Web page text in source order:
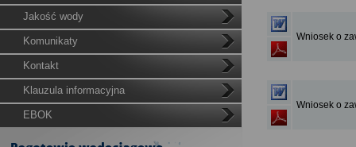
Jakość wody
Komunikaty
Kontakt
Klauzula informacyjna
EBOK
Wniosek o
Wniosek o